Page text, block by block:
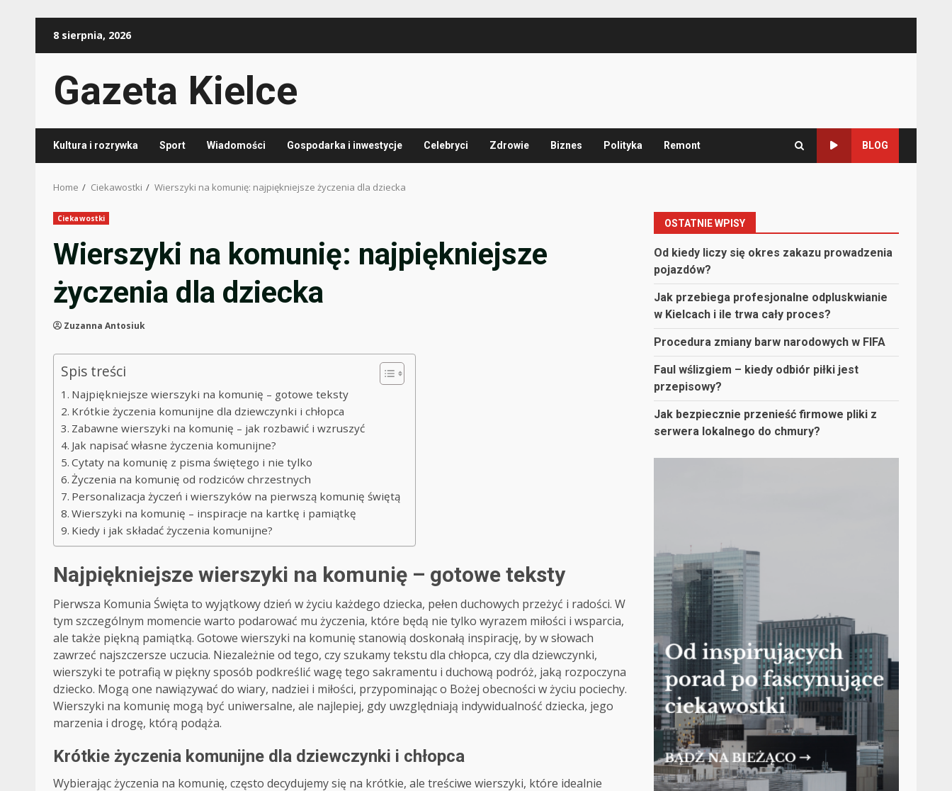
8 sierpnia, 2026
Gazeta Kielce
Kultura i rozrywka Sport Wiadomości Gospodarka i inwestycje Celebryci Zdrowie Biznes Polityka Remont BLOG
Home Ciekawostki Wierszyki na komunię: najpiękniejsze życzenia dla dziecka
Ciekawostki
Wierszyki na komunię: najpiękniejsze
życzenia dla dziecka
Zuzanna Antosiuk
Spis treści
Najpiękniejsze wierszyki na komunię – gotowe teksty
Krótkie życzenia komunijne dla dziewczynki i chłopca
Zabawne wierszyki na komunię – jak rozbawić i wzruszyć
Jak napisać własne życzenia komunijne?
Cytaty na komunię z pisma świętego i nie tylko
Życzenia na komunię od rodziców chrzestnych
Personalizacja życzeń i wierszyków na pierwszą komunię świętą
Wierszyki na komunię – inspiracje na kartkę i pamiątkę
Kiedy i jak składać życzenia komunijne?
Najpiękniejsze wierszyki na komunię – gotowe teksty
Pierwsza Komunia Święta to wyjątkowy dzień w życiu każdego dziecka, pełen duchowych przeżyć i radości. W
tym szczególnym momencie warto podarować mu życzenia, które będą nie tylko wyrazem miłości i wsparcia,
ale także piękną pamiątką. Gotowe wierszyki na komunię stanowią doskonałą inspirację, by w słowach
zawrzeć najszczersze uczucia. Niezależnie od tego, czy szukamy tekstu dla chłopca, czy dla dziewczynki,
wierszyki te potrafią w piękny sposób podkreślić wagę tego sakramentu i duchową podróż, jaką rozpoczyna
dziecko. Mogą one nawiązywać do wiary, nadziei i miłości, przypominając o Bożej obecności w życiu pociechy.
Wierszyki na komunię mogą być uniwersalne, ale najlepiej, gdy uwzględniają indywidualność dziecka, jego
marzenia i drogę, którą podąża.
Krótkie życzenia komunijne dla dziewczynki i chłopca
Wybierając życzenia na komunię, często decydujemy się na krótkie, ale treściwe wierszyki, które idealnie
OSTATNIE WPISY
Od kiedy liczy się okres zakazu prowadzenia
pojazdów?
Jak przebiega profesjonalne odpluskwianie
w Kielcach i ile trwa cały proces?
Procedura zmiany barw narodowych w FIFA
Faul wślizgiem – kiedy odbiór piłki jest
przepisowy?
Jak bezpiecznie przenieść firmowe pliki z
serwera lokalnego do chmury?